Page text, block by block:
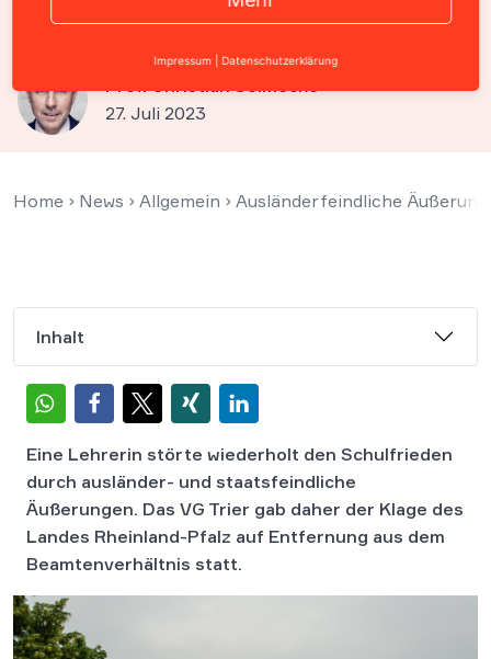
den Schulfrieden
Prof. Christian Solmecke
27. Juli 2023
Home › News › Allgemein › Ausländerfeindliche
Inhalt
Eine Lehrerin störte wiederholt den Schulfrieden
durch ausländer- und staatsfeindliche
Äußerungen. Das VG Trier gab daher der Klage des
Landes Rheinland-Pfalz auf Entfernung aus dem
Beamtenverhältnis statt.
Impressum Datenschutzerklärung